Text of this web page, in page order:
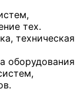
тех.
техническая
оборудования